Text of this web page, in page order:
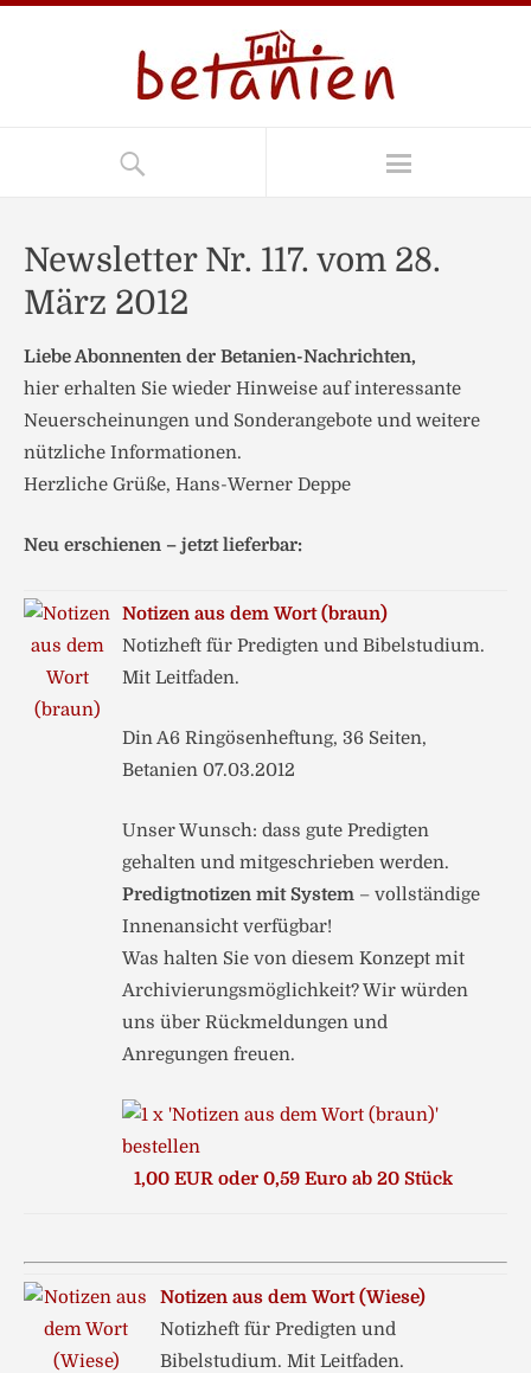
Newsletter Nr. 117. vom 28.
März 2012
Liebe Abonnenten der Betanien-Nachrichten,
hier erhalten Sie wieder Hinweise auf interessante
Neuerscheinungen und Sonderangebote und weitere
nützliche Informationen.
Herzliche Grüße, Hans-Werner Deppe
Neu erschienen – jetzt lieferbar:
Notizen aus dem Wort (braun)
Notizheft für Predigten und Bibelstudium.
Mit Leitfaden.
Din A6 Ringösenheftung, 36 Seiten,
Betanien 07.03.2012
Unser Wunsch: dass gute Predigten
gehalten und mitgeschrieben werden.
Predigtnotizen mit System – vollständige
Innenansicht verfügbar!
Was halten Sie von diesem Konzept mit
Archivierungsmöglichkeit? Wir würden
uns über Rückmeldungen und
Anregungen freuen.
1,00 EUR oder 0,59 Euro ab 20 Stück
Notizen aus dem Wort (Wiese)
Notizheft für Predigten und
Bibelstudium. Mit Leitfaden.